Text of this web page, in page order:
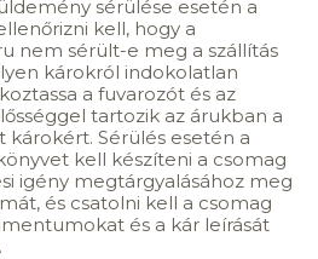
sérülése esetén a
kell, hogy a
nem sérült-e meg a szállítás
károkról indokolatlan
a fuvarozót és az
tartozik az árukban a
károkért. Sérülés esetén a
kell készíteni a csomag
igény megtárgyalásához meg
és csatolni kell a csomag
és a kár leírását